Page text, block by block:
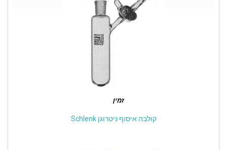
זמין
קולבה איסוף ניטרוגן Schlenk